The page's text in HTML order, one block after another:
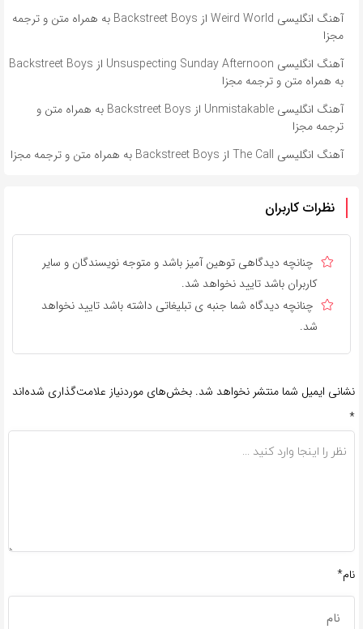
آهنگ انگلیسی Weird World از Backstreet Boys به همراه متن و ترجمه
مجزا
آهنگ انگلیسی Unsuspecting Sunday Afternoon از Backstreet Boys
به همراه متن و ترجمه مجزا
آهنگ انگلیسی Unmistakable از Backstreet Boys به همراه متن و
ترجمه مجزا
آهنگ انگلیسی The Call از Backstreet Boys به همراه متن و ترجمه مجزا
نظرات کاربران
چنانچه دیدگاهی توهین آمیز باشد و متوجه نویسندگان و سایر
کاربران باشد تایید نخواهد شد.
چنانچه دیدگاه شما جنبه ی تبلیغاتی داشته باشد تایید نخواهد
شد.
نشانی ایمیل شما منتشر نخواهد شد. بخش‌های موردنیاز علامت‌گذاری شده‌اند
*
نام*